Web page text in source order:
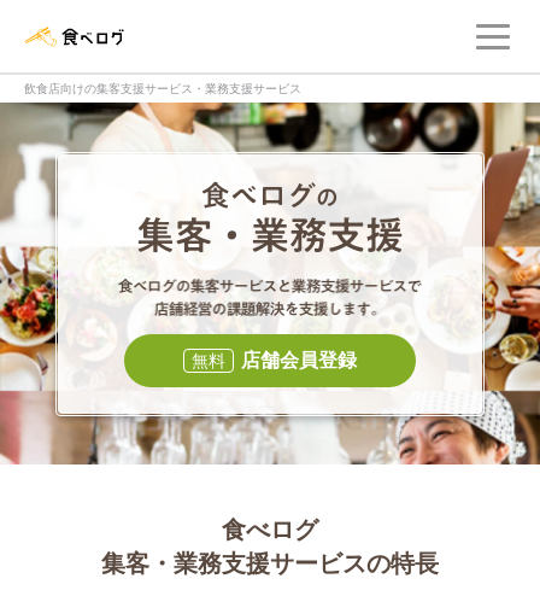
飲食店向けの集客支援サービス・業務支援サービス
食べログの集客
食べログの集
無料 店舗会員登録
食べログ
集客・業務支援サービスの特長